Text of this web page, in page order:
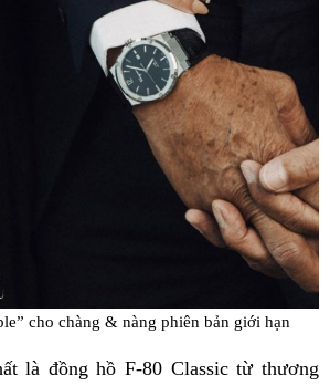
cho chàng & nàng phiên bản giới hạn
là đồng hồ F-80 Classic từ thương